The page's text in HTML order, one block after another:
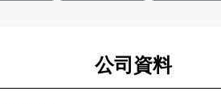
公司資料